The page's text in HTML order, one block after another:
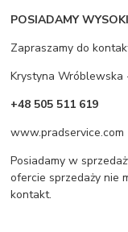
POSIADAMY
Zapraszamy do
Krystyna Wróblewska
+48 505 511 619
www.pradservice.com
Posiadamy w
ofercie sprzedaży nie
kontakt.